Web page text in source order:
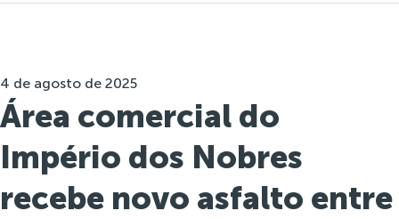
4 de agosto de 2025
Área comercial do
Império dos Nobres
recebe novo asfalto entre